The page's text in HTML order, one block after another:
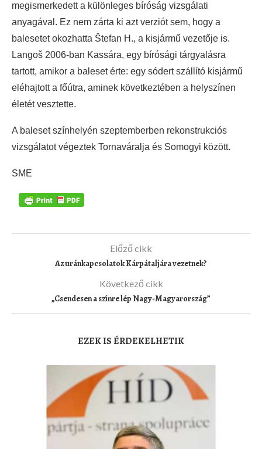
megismerkedett a különleges bíróság vizsgálati
anyagával. Ez nem zárta ki azt verziót sem, hogy a
balesetet okozhatta Štefan H., a kisjármű vezetője is.
Langoš 2006-ban Kassára, egy bírósági tárgyalásra
tartott, amikor a baleset érte: egy sódert szállító kisjármű
eléhajtott a főútra, aminek következtében a helyszínen
életét vesztette.
A baleset színhelyén szeptemberben rekonstrukciós
vizsgálatot végeztek Tornaváralja és Somogyi között.
SME
Előző cikk
Az uránkapcsolatok Kárpátaljára vezetnek?
Következő cikk
„Csendesen a színre lép Nagy-Magyarország”
EZEK IS ÉRDEKELHETIK